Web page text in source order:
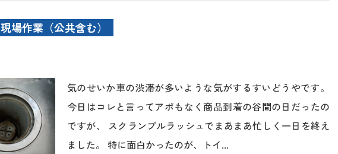
現場作業（公共含む）
気のせいか車の渋滞が多いような気がするすいどうやです。
今日はコレと言ってアポもなく商品到着の谷間の日だったの
ですが、 スクランブルラッシュでまあまあ忙しく一日を終え
ました。 特に面白かったのが、トイ...